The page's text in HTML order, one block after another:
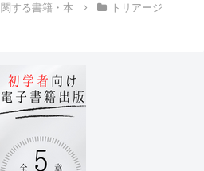
する書籍・本 トリアージ